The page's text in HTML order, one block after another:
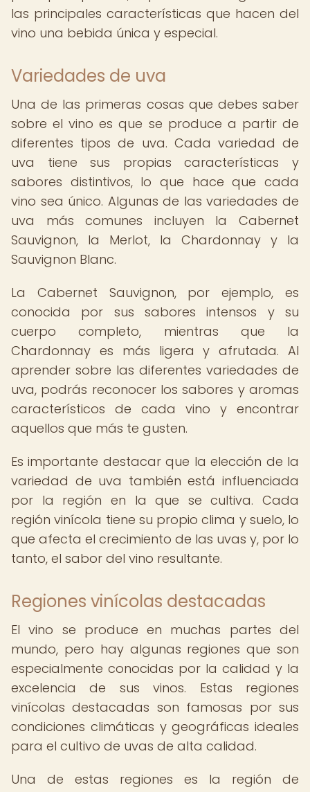
las principales características que hacen del
vino una bebida única y especial.
Variedades de uva
Una de las primeras cosas que debes saber
sobre el vino es que se produce a partir de
diferentes tipos de uva. Cada variedad de
uva tiene sus propias características y
sabores distintivos, lo que hace que cada
vino sea único. Algunas de las variedades de
uva más comunes incluyen la Cabernet
Sauvignon, la Merlot, la Chardonnay y la
Sauvignon Blanc.
La Cabernet Sauvignon, por ejemplo, es
conocida por sus sabores intensos y su
cuerpo completo, mientras que la
Chardonnay es más ligera y afrutada. Al
aprender sobre las diferentes variedades de
uva, podrás reconocer los sabores y aromas
característicos de cada vino y encontrar
aquellos que más te gusten.
Es importante destacar que la elección de la
variedad de uva también está influenciada
por la región en la que se cultiva. Cada
región vinícola tiene su propio clima y suelo, lo
que afecta el crecimiento de las uvas y, por lo
tanto, el sabor del vino resultante.
Regiones vinícolas destacadas
El vino se produce en muchas partes del
mundo, pero hay algunas regiones que son
especialmente conocidas por la calidad y la
excelencia de sus vinos. Estas regiones
vinícolas destacadas son famosas por sus
condiciones climáticas y geográficas ideales
para el cultivo de uvas de alta calidad.
Una de estas regiones es la región de